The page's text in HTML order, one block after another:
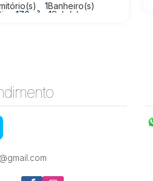
1Banheiro(s)
170m² 1Sala(s)